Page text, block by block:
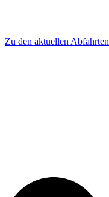
Zu den aktuellen Abfahrten